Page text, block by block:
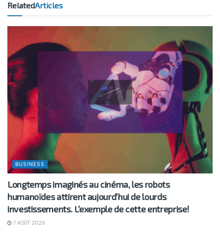
RelatedArticles
BUSINESS
Longtemps imaginés au cinéma, les robots
humanoïdes attirent aujourd’hui de lourds
investissements. L’exemple de cette entreprise!
7 AOÛT 2026